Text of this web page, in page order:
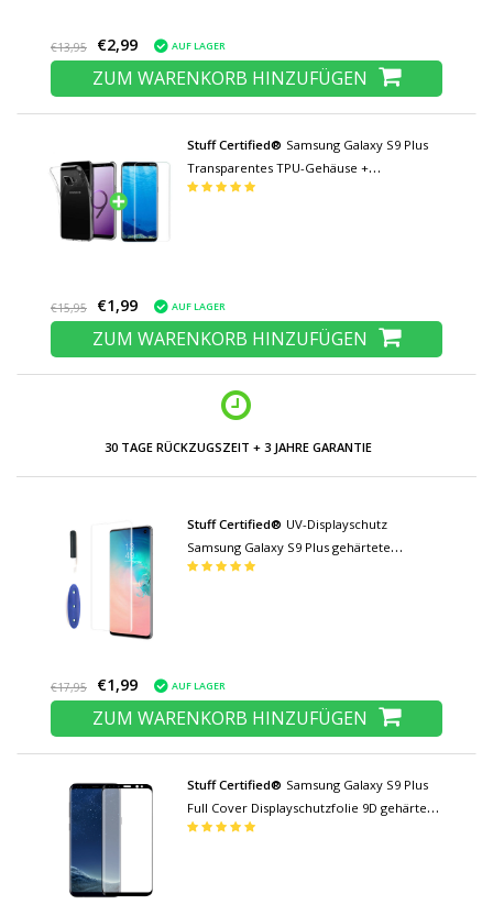
€13,95 €2,99 AUF LAGER
ZUM WARENKORB HINZUFÜGEN
Stuff Certified® Samsung Galaxy S9 Plus
Transparentes TPU-Gehäuse +
Displayschutzfolie aus gehärtetem Glas
€15,95 €1,99 AUF LAGER
ZUM WARENKORB HINZUFÜGEN
30 TAGE RÜCKZUGSZEIT + 3 JAHRE GARANTIE
Stuff Certified® UV-Displayschutz
Samsung Galaxy S9 Plus gehärtete
Glasfolie gehärtete Glasbrille
€17,95 €1,99 AUF LAGER
ZUM WARENKORB HINZUFÜGEN
Stuff Certified® Samsung Galaxy S9 Plus
Full Cover Displayschutzfolie 9D gehärtete
Glasfolie gehärtete Glasbrille